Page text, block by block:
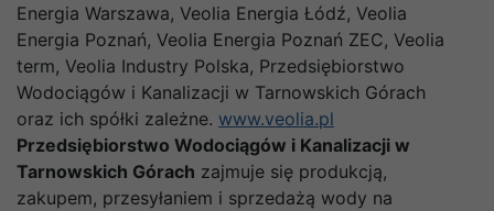
Energia Warszawa, Veolia Energia Łódź, Veolia
Energia Poznań, Veolia Energia Poznań ZEC, Veolia
term, Veolia Industry Polska, Przedsiębiorstwo
Wodociągów i Kanalizacji w Tarnowskich Górach
oraz ich spółki zależne. www.veolia.pl
Przedsiębiorstwo Wodociągów i Kanalizacji w
Tarnowskich Górach zajmuje się produkcją,
zakupem, przesyłaniem i sprzedażą wody na